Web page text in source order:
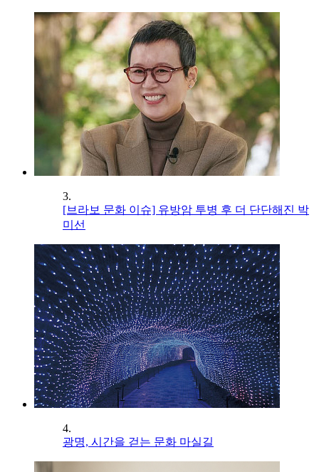
3.
[브라보 문화 이슈] 유방암 투병 후 더 단단해진 박
미선
4.
광명, 시간을 걷는 문화 마실길